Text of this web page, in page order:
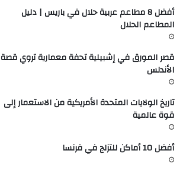
أفضل 8 مطاعم عربية حلال في باريس | دليل
المطاعم الحلال
قصر المورق في إشبيلية تحفة معمارية تروي قصة
الأندلس
تاريخ الولايات المتحدة الأمريكية من الاستعمار إلى
قوة عالمية
أفضل 10 أماكن للتزلج في فرنسا